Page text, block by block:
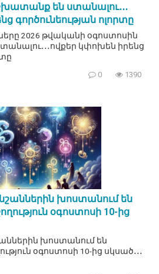
են ստանալու․․․
գործունեության ոլորտը
2026 թվականի օգոստոսին
կփոխեն իրենց
0 1390
խոստանում են
օգոստոսի 10-ից
խոստանում են
օգոստոսի 10-ից սկսած․․․